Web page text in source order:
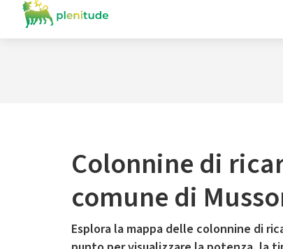
Colonnine di
comune di
Esplora la mappa delle colonnine di